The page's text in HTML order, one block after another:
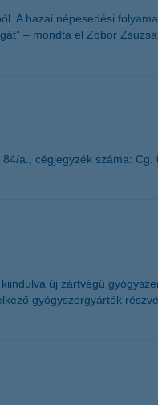
A hazai népesedési
– mondta el Zobor
a., cégjegyzék száma:
új zártvégű
gyógyszergyártók